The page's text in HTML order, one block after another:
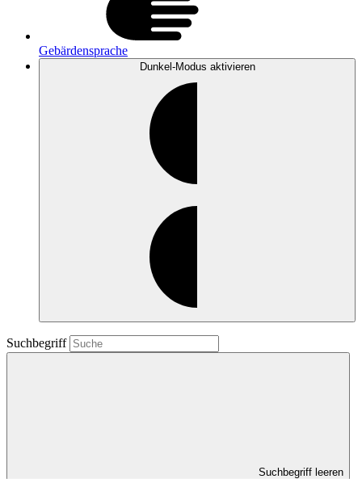
Gebärdensprache
Dunkel-Modus aktivieren
Suchbegriff
Suchbegriff leeren